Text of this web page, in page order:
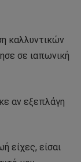
καλλυντικών
σε ιαπωνική
αν εξεπλάγη
είχες, είσαι